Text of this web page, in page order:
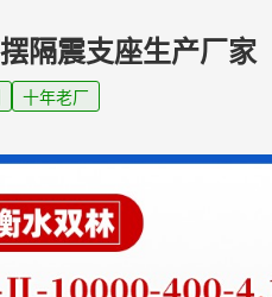
隔震支座生产厂家
十年老厂